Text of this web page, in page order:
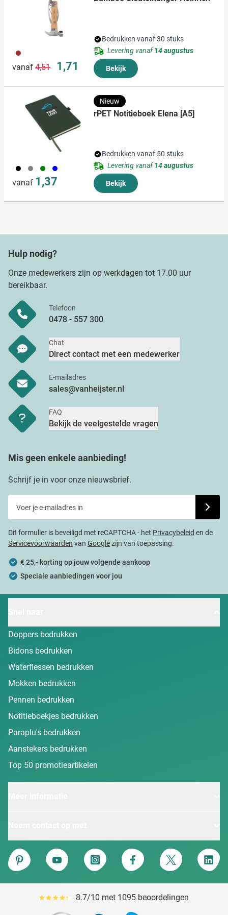
011
vanaf Normale prijs
4,51 Speciale prijs
1,71
Bedrukken vanaf 30 stuks
Levering vanaf14 augustus
Bekijk
001 003 004 005
vanaf 1,37
Nieuw
rPET Notitieboek Elena [A5]
Bedrukken vanaf 50 stuks
Levering vanaf14 augustus
Bekijk
Hulp nodig?
Onze medewerkers zijn op werkdagen tot 17.00 uur
bereikbaar.
Telefoon
0478 - 557 300
Chat
Direct contact met een medewerker
E-mailadres
sales@vanheijster.nl
FAQ
Bekijk de veelgestelde vragen
Mis geen enkele aanbieding!
Schrijf je in voor onze nieuwsbrief.
Dit formulier is beveiligd met reCAPTCHA - het Privacybeleid en de
Servicevoorwaarden van Googlezijn van toepassing.
€ 25,- korting op jouw volgende aankoop
Speciale aanbiedingen voor jou
Doppers bedrukken
Bidons bedrukken
Waterflessen bedrukken
Mokken bedrukken
Pennen bedrukken
Notitieboekjes bedrukken
Paraplu's bedrukken
Aanstekers bedrukken
Top 50 promotieartikelen
Van Heijster
Pinterest
YouTube Instagram Facebook Twitter
Gemiddeld reviewpercentage is 87
8.7/10 met 1095 beoordelingen